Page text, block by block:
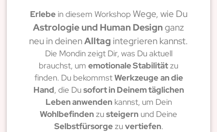
Erlebein diesem Workshop Wege, wie Du
Astrologie und Human Designganz
neu in deinenAlltag integrieren kannst.
Die Mondin zeigt Dir, was Du aktuell
brauchst, um emotionale Stabilitätzu
finden. Du bekommstWerkzeuge an die
Hand, die Dusofort in Deinem täglichen
Leben anwendenkannst, um Dein
Wohlbefindenzusteigern und Deine
Selbstfürsorgezuvertiefen.